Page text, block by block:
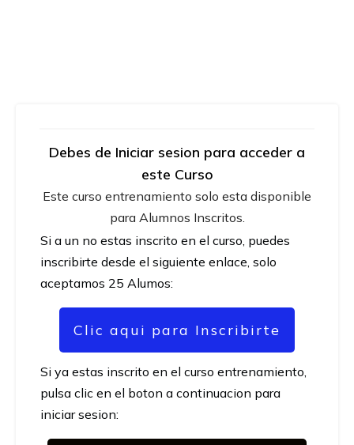
Debes de Iniciar sesion para acceder a
este Curso
Este curso entrenamiento solo esta disponible
para Alumnos Inscritos.
Si a un no estas inscrito en el curso, puedes
inscribirte desde el siguiente enlace, solo
aceptamos 25 Alumos:
Clic aqui para Inscribirte
Si ya estas inscrito en el curso entrenamiento,
pulsa clic en el boton a continuacion para
iniciar sesion: